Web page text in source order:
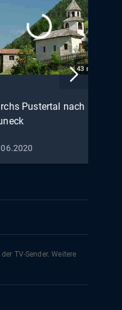
43 min
Pustertal nach
der TV-Sender. Weitere